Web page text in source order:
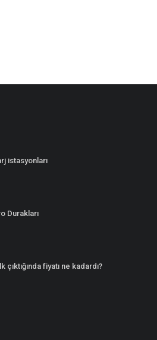
istasyonları
Durakları
çıktığında fiyatı ne kadardı?